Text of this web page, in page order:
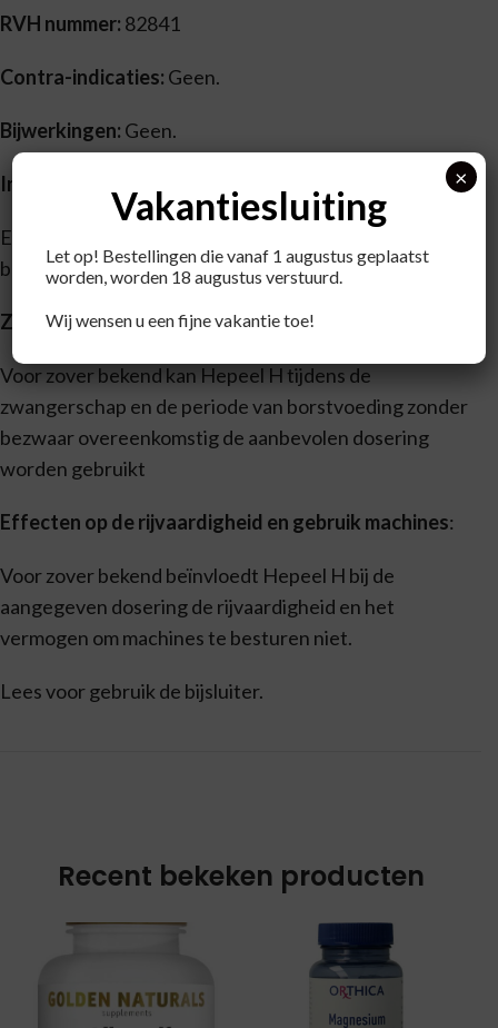
RVH nummer: 82841
Contra-indicaties: Geen.
Bijwerkingen: Geen.
Interacties:
Er zijn geen interacties met andere geneesmiddelen
bekend.
Zwangerschap en lactatie:
Voor zover bekend kan Hepeel H tijdens de
zwangerschap en de periode van borstvoeding zonder
bezwaar overeenkomstig de aanbevolen dosering
worden gebruikt
Effecten op de rijvaardigheid en gebruik machines:
Voor zover bekend beïnvloedt Hepeel H bij de
aangegeven dosering de rijvaardigheid en het
vermogen om machines te besturen niet.
Lees voor gebruik de bijsluiter.
Recent bekeken producten
Vakantiesluiting
Let op! Bestellingen die vanaf 1 augustus geplaatst
worden, worden 18 augustus verstuurd.
Wij wensen u een fijne vakantie toe!
×